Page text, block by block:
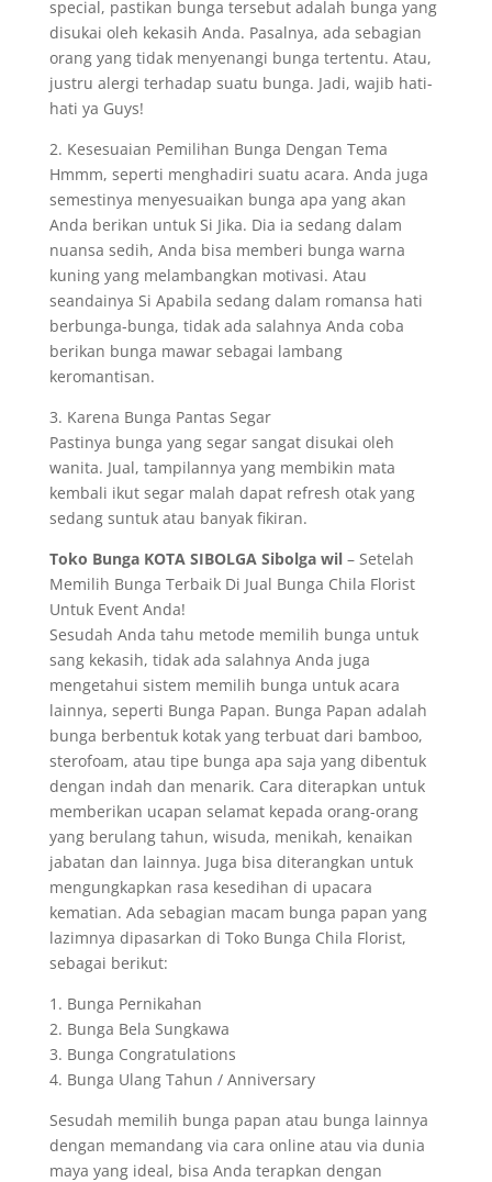
special, pastikan bunga tersebut adalah bunga yang
disukai oleh kekasih Anda. Pasalnya, ada sebagian
orang yang tidak menyenangi bunga tertentu. Atau,
justru alergi terhadap suatu bunga. Jadi, wajib hati-
hati ya Guys!
2. Kesesuaian Pemilihan Bunga Dengan Tema
Hmmm, seperti menghadiri suatu acara. Anda juga
semestinya menyesuaikan bunga apa yang akan
Anda berikan untuk Si Jika. Dia ia sedang dalam
nuansa sedih, Anda bisa memberi bunga warna
kuning yang melambangkan motivasi. Atau
seandainya Si Apabila sedang dalam romansa hati
berbunga-bunga, tidak ada salahnya Anda coba
berikan bunga mawar sebagai lambang
keromantisan.
3. Karena Bunga Pantas Segar
Pastinya bunga yang segar sangat disukai oleh
wanita. Jual, tampilannya yang membikin mata
kembali ikut segar malah dapat refresh otak yang
sedang suntuk atau banyak fikiran.
Toko Bunga KOTA SIBOLGA Sibolga wil– Setelah
Memilih Bunga Terbaik Di Jual Bunga Chila Florist
Untuk Event Anda!
Sesudah Anda tahu metode memilih bunga untuk
sang kekasih, tidak ada salahnya Anda juga
mengetahui sistem memilih bunga untuk acara
lainnya, seperti Bunga Papan. Bunga Papan adalah
bunga berbentuk kotak yang terbuat dari bamboo,
sterofoam, atau tipe bunga apa saja yang dibentuk
dengan indah dan menarik. Cara diterapkan untuk
memberikan ucapan selamat kepada orang-orang
yang berulang tahun, wisuda, menikah, kenaikan
jabatan dan lainnya. Juga bisa diterangkan untuk
mengungkapkan rasa kesedihan di upacara
kematian. Ada sebagian macam bunga papan yang
lazimnya dipasarkan di Toko Bunga Chila Florist,
sebagai berikut:
1. Bunga Pernikahan
2. Bunga Bela Sungkawa
3. Bunga Congratulations
4. Bunga Ulang Tahun / Anniversary
Sesudah memilih bunga papan atau bunga lainnya
dengan memandang via cara online atau via dunia
maya yang ideal, bisa Anda terapkan dengan